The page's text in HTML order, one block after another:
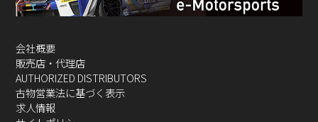
会社概要
販売店・代理店
AUTHORIZED DISTRIBUTORS
古物営業法に基づく表示
求人情報